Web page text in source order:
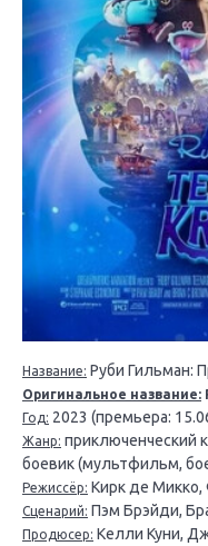
Название: Руби Гильман:
Оригинальное название:
Год: 2023 (премьера:
Жанр: приключенческий
боевик (мультфильм,
Режиссёр: Кирк де
Сценарий: Пэм Брэйди,
Продюсер: Келли Куни,